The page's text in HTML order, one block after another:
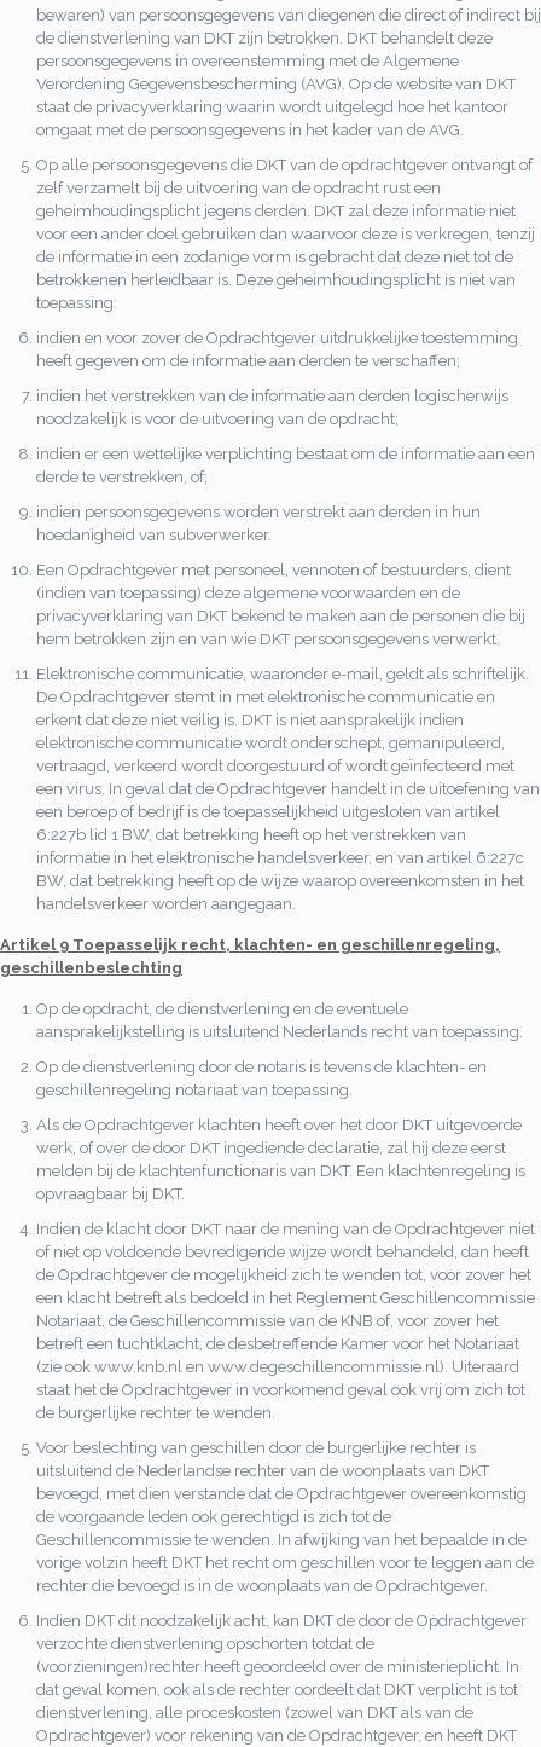
bewaren) van persoonsgegevens van diegenen die direct of indirect bij
de dienstverlening van DKT zijn betrokken. DKT behandelt deze
persoonsgegevens in overeenstemming met de Algemene
Verordening Gegevensbescherming (AVG). Op de website van DKT
staat de privacyverklaring waarin wordt uitgelegd hoe het kantoor
omgaat met de persoonsgegevens in het kader van de AVG.
Op alle persoonsgegevens die DKT van de opdrachtgever ontvangt of
zelf verzamelt bij de uitvoering van de opdracht rust een
geheimhoudingsplicht jegens derden. DKT zal deze informatie niet
voor een ander doel gebruiken dan waarvoor deze is verkregen, tenzij
de informatie in een zodanige vorm is gebracht dat deze niet tot de
betrokkenen herleidbaar is. Deze geheimhoudingsplicht is niet van
toepassing:
indien en voor zover de Opdrachtgever uitdrukkelijke toestemming
heeft gegeven om de informatie aan derden te verschaffen;
indien het verstrekken van de informatie aan derden logischerwijs
noodzakelijk is voor de uitvoering van de opdracht;
indien er een wettelijke verplichting bestaat om de informatie aan een
derde te verstrekken, of;
indien persoonsgegevens worden verstrekt aan derden in hun
hoedanigheid van subverwerker.
Een Opdrachtgever met personeel, vennoten of bestuurders, dient
(indien van toepassing) deze algemene voorwaarden en de
privacyverklaring van DKT bekend te maken aan de personen die bij
hem betrokken zijn en van wie DKT persoonsgegevens verwerkt.
Elektronische communicatie, waaronder e-mail, geldt als schriftelijk.
De Opdrachtgever stemt in met elektronische communicatie en
erkent dat deze niet veilig is. DKT is niet aansprakelijk indien
elektronische communicatie wordt onderschept, gemanipuleerd,
vertraagd, verkeerd wordt doorgestuurd of wordt geïnfecteerd met
een virus. In geval dat de Opdrachtgever handelt in de uitoefening van
een beroep of bedrijf is de toepasselijkheid uitgesloten van artikel
6:227b lid 1 BW, dat betrekking heeft op het verstrekken van
informatie in het elektronische handelsverkeer, en van artikel 6:227c
BW, dat betrekking heeft op de wijze waarop overeenkomsten in het
handelsverkeer worden aangegaan.
Artikel 9 Toepasselijk recht, klachten- en geschillenregeling,
geschillenbeslechting
Op de opdracht, de dienstverlening en de eventuele
aansprakelijkstelling is uitsluitend Nederlands recht van toepassing.
Op de dienstverlening door de notaris is tevens de klachten- en
geschillenregeling notariaat van toepassing.
Als de Opdrachtgever klachten heeft over het door DKT uitgevoerde
werk, of over de door DKT ingediende declaratie, zal hij deze eerst
melden bij de klachtenfunctionaris van DKT. Een klachtenregeling is
opvraagbaar bij DKT.
Indien de klacht door DKT naar de mening van de Opdrachtgever niet
of niet op voldoende bevredigende wijze wordt behandeld, dan heeft
de Opdrachtgever de mogelijkheid zich te wenden tot, voor zover het
een klacht betreft als bedoeld in het Reglement Geschillencommissie
Notariaat, de Geschillencommissie van de KNB of, voor zover het
betreft een tuchtklacht, de desbetreffende Kamer voor het Notariaat
(zie ook www.knb.nl en www.degeschillencommissie.nl). Uiteraard
staat het de Opdrachtgever in voorkomend geval ook vrij om zich tot
de burgerlijke rechter te wenden.
Voor beslechting van geschillen door de burgerlijke rechter is
uitsluitend de Nederlandse rechter van de woonplaats van DKT
bevoegd, met dien verstande dat de Opdrachtgever overeenkomstig
de voorgaande leden ook gerechtigd is zich tot de
Geschillencommissie te wenden. In afwijking van het bepaalde in de
vorige volzin heeft DKT het recht om geschillen voor te leggen aan de
rechter die bevoegd is in de woonplaats van de Opdrachtgever.
Indien DKT dit noodzakelijk acht, kan DKT de door de Opdrachtgever
verzochte dienstverlening opschorten totdat de
(voorzieningen)rechter heeft geoordeeld over de ministerieplicht. In
dat geval komen, ook als de rechter oordeelt dat DKT verplicht is tot
dienstverlening, alle proceskosten (zowel van DKT als van de
Opdrachtgever) voor rekening van de Opdrachtgever, en heeft DKT